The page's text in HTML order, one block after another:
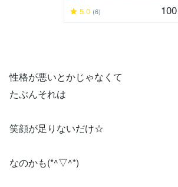
5.0 (6) 100
性格が悪いとかじゃなくて
たぶんそれは
笑顔が足りないだけ☆
なのかも(*^▽^*)